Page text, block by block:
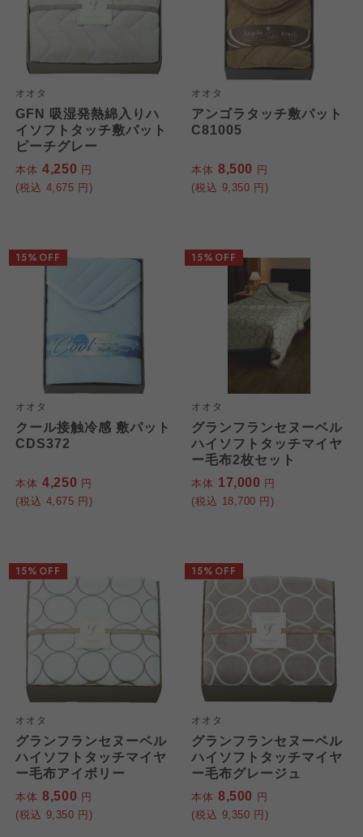
オオタ
GFN 吸湿発熱綿入りハ
イソフトタッチ敷パット
ピーチグレー
本体 4,250 円
(税込 4,675 円)
オオタ
アンゴラタッチ敷パット
C81005
本体 8,500 円
(税込 9,350 円)
オオタ
クール接触冷感 敷パット
CDS372
本体 4,250 円
(税込 4,675 円)
15%OFF
オオタ
グランフランセヌーベル
ハイソフトタッチマイヤ
ー毛布2枚セット
本体 17,000 円
(税込 18,700 円)
15%OFF
オオタ
グランフランセヌーベル
ハイソフトタッチマイヤ
ー毛布アイボリー
本体 8,500 円
(税込 9,350 円)
15%OFF
オオタ
グランフランセヌーベル
ハイソフトタッチマイヤ
ー毛布グレージュ
本体 8,500 円
(税込 9,350 円)
15%OFF